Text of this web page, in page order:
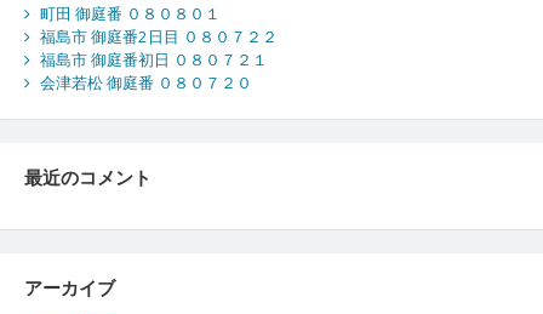
町田 御庭番 ０８０８０１
福島市 御庭番2日目 ０８０７２２
福島市 御庭番初日 ０８０７２１
会津若松 御庭番 ０８０７２０
最近のコメント
アーカイブ